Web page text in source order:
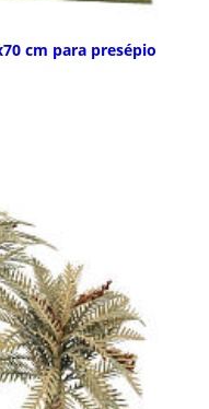
cm para presépio